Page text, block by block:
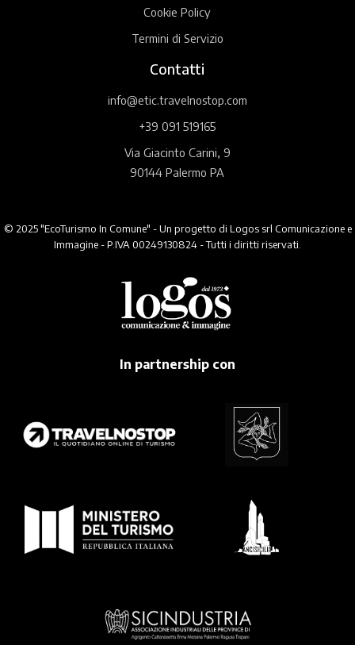
Cookie Policy
Termini di Servizio
Contatti
info@etic.travelnostop.com
+39 091 519165
Via Giacinto Carini, 9
90144 Palermo PA
© 2025 "EcoTurismo In Comune" - Un progetto di Logos srl Comunicazione e
Immagine - P.IVA 00249130824 - Tutti i diritti riservati.
In partnership con